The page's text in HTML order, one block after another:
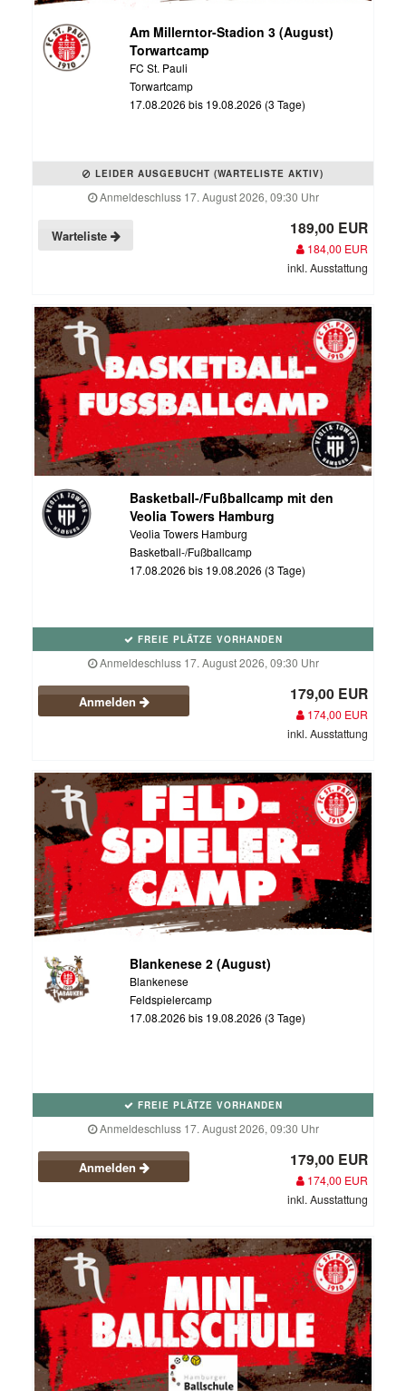
Am Millerntor-Stadion 3 (August)
Torwartcamp
FC St. Pauli
Torwartcamp
17.08.2026 bis 19.08.2026 (3 Tage)
LEIDER AUSGEBUCHT (WARTELISTE AKTIV)
Anmeldeschluss 17. August 2026, 09:30 Uhr
Warteliste 189,00 EUR
184,00 EUR
inkl. Ausstattung
Basketball-/Fußballcamp mit den
Veolia Towers Hamburg
Veolia Towers Hamburg
Basketball-/Fußballcamp
17.08.2026 bis 19.08.2026 (3 Tage)
FREIE PLÄTZE VORHANDEN
Anmeldeschluss 17. August 2026, 09:30 Uhr
Anmelden 179,00 EUR
174,00 EUR
inkl. Ausstattung
Blankenese 2 (August)
Blankenese
Feldspielercamp
17.08.2026 bis 19.08.2026 (3 Tage)
FREIE PLÄTZE VORHANDEN
Anmeldeschluss 17. August 2026, 09:30 Uhr
Anmelden 179,00 EUR
174,00 EUR
inkl. Ausstattung